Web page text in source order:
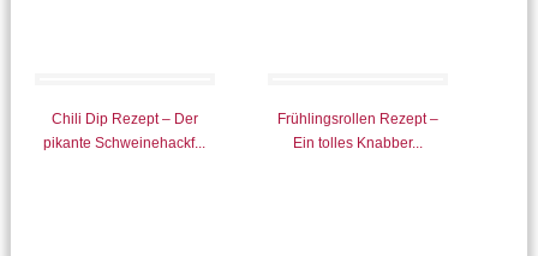
Chili Dip Rezept – Der
pikante Schweinehackf...
Frühlingsrollen Rezept –
Ein tolles Knabber...